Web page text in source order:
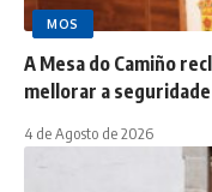
MOS
A Mesa do Camiño
mellorar a
4 de Agosto de 2026